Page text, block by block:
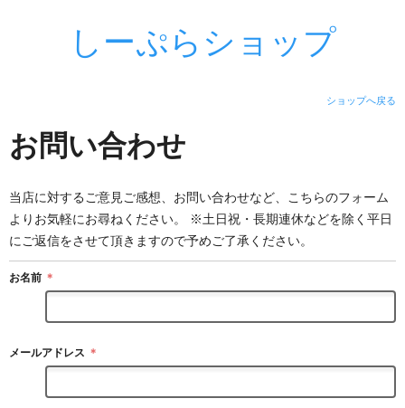
しーぷらショップ
ショップへ戻る
お問い合わせ
当店に対するご意見ご感想、お問い合わせなど、こちらのフォーム
よりお気軽にお尋ねください。 ※土日祝・長期連休などを除く平日
にご返信をさせて頂きますので予めご了承ください。
お名前 ＊
メールアドレス ＊